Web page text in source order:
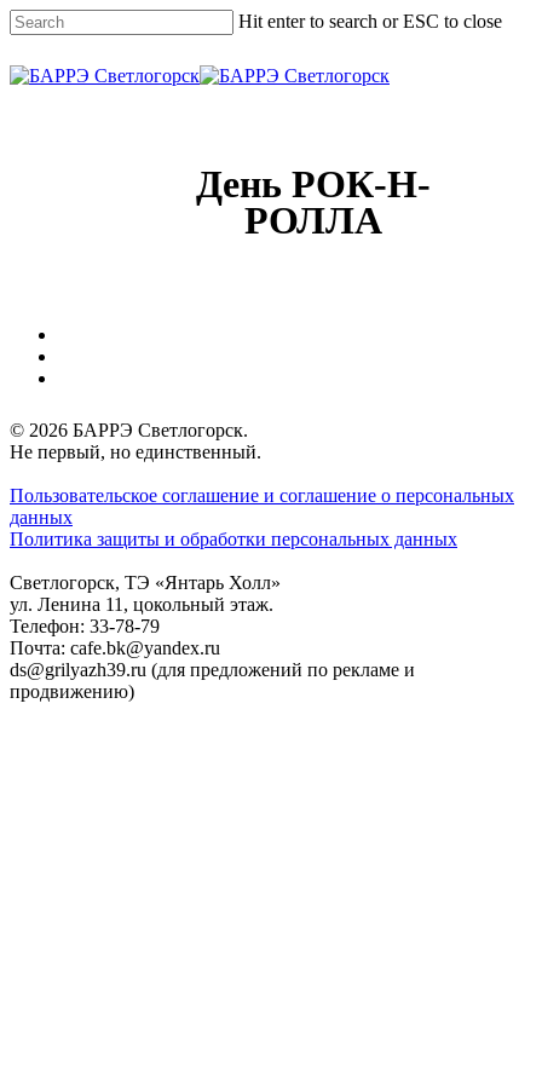
Skip
to
main
content
Hit enter to search or ESC to close
Close
День РОК-Н-
РОЛЛА
© 2026 БАРРЭ Светлогорск.
Не первый, но единственный.
Пользовательское соглашение и соглашение о персональных
данных
Политика защиты и обработки персональных данных
Светлогорск, ТЭ «Янтарь Холл»
ул. Ленина 11, цокольный этаж.
Телефон: 33-78-79
Почта: cafe.bk@yandex.ru
ds@grilyazh39.ru (для предложений по рекламе и
продвижению)